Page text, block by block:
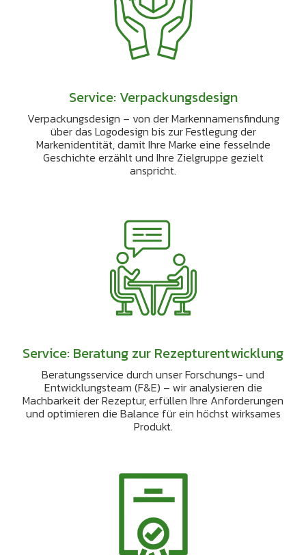
Service: Verpackungsdesign
Verpackungsdesign – von der Markennamensfindung
über das Logodesign bis zur Festlegung der
Markenidentität, damit Ihre Marke eine fesselnde
Geschichte erzählt und Ihre Zielgruppe gezielt
anspricht.
Service: Beratung zur Rezepturentwicklung
Beratungsservice durch unser Forschungs- und
Entwicklungsteam (F&E) – wir analysieren die
Machbarkeit der Rezeptur, erfüllen Ihre Anforderungen
und optimieren die Balance für ein höchst wirksames
Produkt.